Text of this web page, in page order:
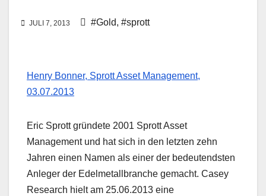
JULI 7, 2013 #Gold, #sprott
Henry Bonner, Sprott Asset Management,
03.07.2013
Eric Sprott gründete 2001 Sprott Asset
Management und hat sich in den letzten zehn
Jahren einen Namen als einer der bedeutendsten
Anleger der Edelmetallbranche gemacht. Casey
Research hielt am 25.06.2013 eine